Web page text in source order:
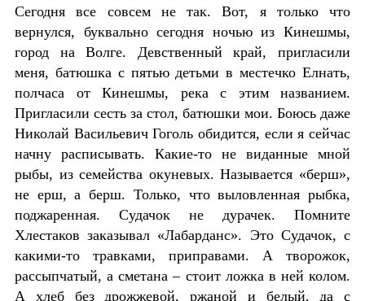
Сегодня все совсем не так. Вот, я только что
вернулся, буквально сегодня ночью из Кинешмы,
город на Волге. Девственный край, пригласили
меня, батюшка с пятью детьми в местечко Елнать,
полчаса от Кинешмы, река с этим названием.
Пригласили сесть за стол, батюшки мои. Боюсь даже
Николай Васильевич Гоголь обидится, если я сейчас
начну расписывать. Какие-то не виданные мной
рыбы, из семейства окуневых. Называется «берш»,
не ерш, а берш. Только, что выловленная рыбка,
поджаренная. Судачок не дурачек. Помните
Хлестаков заказывал «Лабарданс». Это Судачок, с
какими-то травками, приправами. А творожок,
рассыпчатый, а сметана – стоит ложка в ней колом.
А хлеб без дрожжевой, ржаной и белый, да с